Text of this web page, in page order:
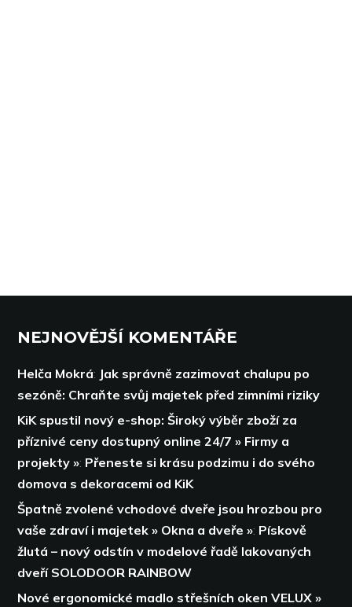
NEJNOVĚJŠÍ KOMENTÁŘE
Helča Mokrá: Jak správně zazimovat chalupu po
sezóně: Chraňte svůj majetek před zimními riziky
KiK spustil nový e-shop: Široký výběr zboží za
příznivé ceny dostupný online 24/7 » Firmy a
projekty »: Přeneste si krásu podzimu i do svého
domova s dekoracemi od KiK
Špatně zvolené vchodové dveře jsou hrozbou pro
vaše zdraví i majetek » Okna a dveře »: Pískově
žlutá – nový odstín v modelové řadě lakovaných
dveří SOLODOOR RAINBOW
Nové ergonomické madlo střešních oken VELUX »